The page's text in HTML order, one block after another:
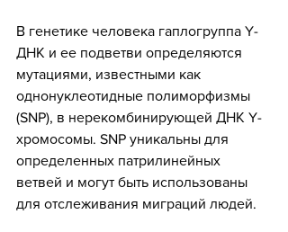
В генетике человека гаплогруппа Y-
ДНК и ее подветви определяются
мутациями, известными как
однонуклеотидные полиморфизмы
(SNP), в нерекомбинирующей ДНК Y-
хромосомы. SNP уникальны для
определенных патрилинейных
ветвей и могут быть использованы
для отслеживания миграций людей.